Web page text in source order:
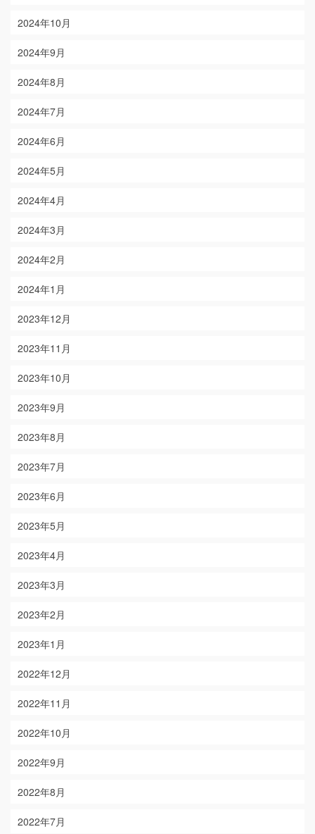
2024年10月
2024年9月
2024年8月
2024年7月
2024年6月
2024年5月
2024年4月
2024年3月
2024年2月
2024年1月
2023年12月
2023年11月
2023年10月
2023年9月
2023年8月
2023年7月
2023年6月
2023年5月
2023年4月
2023年3月
2023年2月
2023年1月
2022年12月
2022年11月
2022年10月
2022年9月
2022年8月
2022年7月